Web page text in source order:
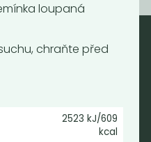
loupaná
chraňte před
2523 kJ/609
kcal